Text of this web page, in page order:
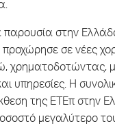
παρουσία στην
σε νέες
χρηματοδοτώντας,
υπηρεσίες. Η
της ΕΤΕπ στην
μεγαλύτερο